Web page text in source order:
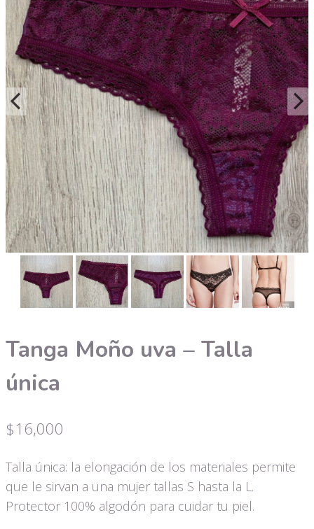
Tanga Moño uva – Talla
única
$16,000
Talla única: la elongación de los materiales permite
que le sirvan a una mujer tallas S hasta la L.
Protector 100% algodón para cuidar tu piel.